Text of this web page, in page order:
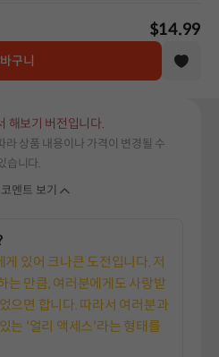
$14.99
구니
해보기 버전입니다.
라 상품 내용이나 가격이 변경될 수
습니다.
멘트 보기
있어 크나큰 도전입니다. 저
는 만큼, 여러분에게도 사랑받
으면 합니다. 따라서 여러분과
는 '얼리 액세스'라는 형태를